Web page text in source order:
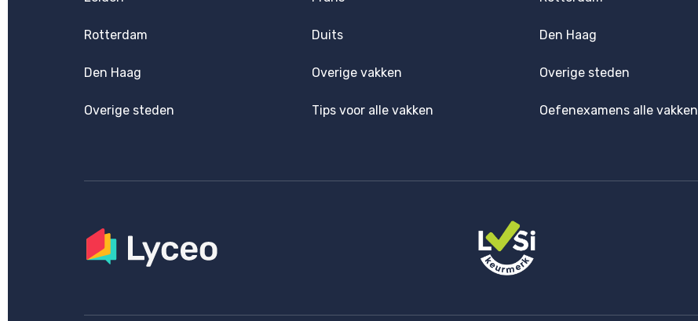
Rotterdam
Den Haag
Overige steden
Duits
Overige vakken
Tips voor alle vakken
Den Haag
Overige steden
Oefenexamens alle vakken